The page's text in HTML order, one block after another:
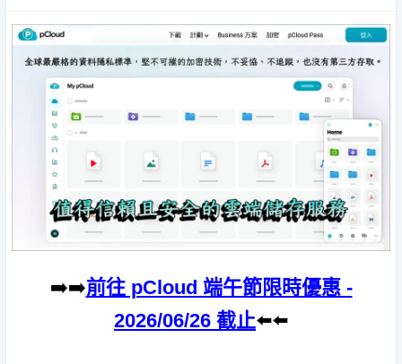
➡️➡️前往 pCloud 端午節限時優惠 -
2026/06/26 截止⬅️⬅️